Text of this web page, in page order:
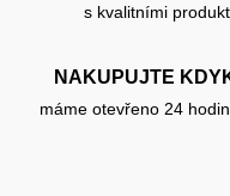
s kvalitními
NAKUPUJTE
máme otevřeno 24